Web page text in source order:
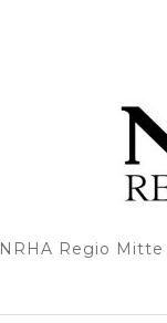
NRHA Regio